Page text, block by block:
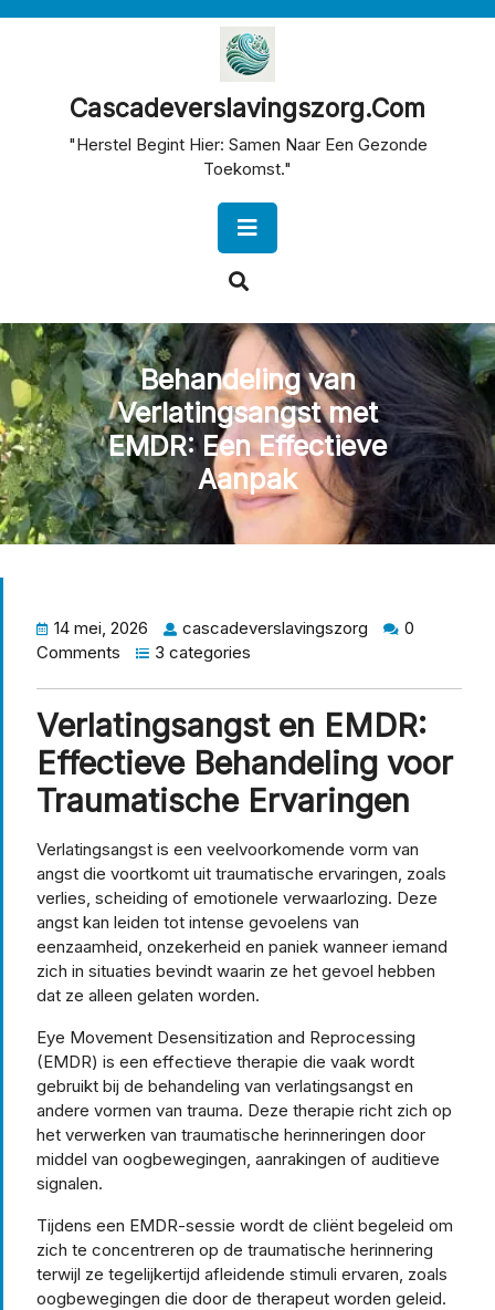
Cascadeverslavingszorg.com
"Herstel Begint Hier: Samen Naar Een Gezonde
Toekomst."
Button
Behandeling van
Verlatingsangst met
EMDR: Een Effectieve
Aanpak
14 mei, 2026 cascadeverslavingszorg
0
Comments
3 categories
Verlatingsangst en EMDR:
Effectieve Behandeling voor
Traumatische Ervaringen
Verlatingsangst is een veelvoorkomende vorm van
angst die voortkomt uit traumatische ervaringen, zoals
verlies, scheiding of emotionele verwaarlozing. Deze
angst kan leiden tot intense gevoelens van
eenzaamheid, onzekerheid en paniek wanneer iemand
zich in situaties bevindt waarin ze het gevoel hebben
dat ze alleen gelaten worden.
Eye Movement Desensitization and Reprocessing
(EMDR) is een effectieve therapie die vaak wordt
gebruikt bij de behandeling van verlatingsangst en
andere vormen van trauma. Deze therapie richt zich op
het verwerken van traumatische herinneringen door
middel van oogbewegingen, aanrakingen of auditieve
signalen.
Tijdens een EMDR-sessie wordt de cliënt begeleid om
zich te concentreren op de traumatische herinnering
terwijl ze tegelijkertijd afleidende stimuli ervaren, zoals
oogbewegingen die door de therapeut worden geleid.